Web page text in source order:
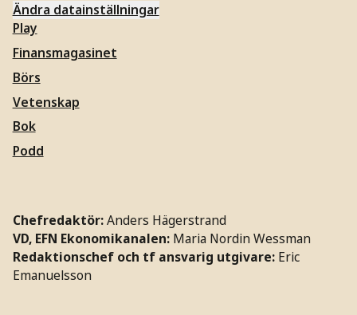
Ändra datainställningar
Play
Finansmagasinet
Börs
Vetenskap
Bok
Podd
Chefredaktör:Anders Hägerstrand
VD, EFN Ekonomikanalen: Maria Nordin Wessman
Redaktionschef och tf ansvarig utgivare: Eric
Emanuelsson